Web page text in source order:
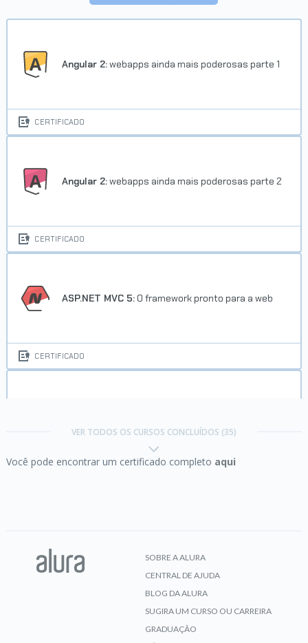
Angular 2:webapps ainda mais poderosas parte 1
CERTIFICADO
Angular 2:webapps ainda mais poderosas parte 2
CERTIFICADO
ASP.NET MVC 5: O framework pronto para a web
CERTIFICADO
VER TODOS OS CURSOS CONCLUÍDOS (35)
Você pode encontrar um certificado completo aqui
SOBRE A ALURA
CENTRAL DE AJUDA
BLOG DA ALURA
SUGIRA UM CURSO OU CARREIRA
GRADUAÇÃO